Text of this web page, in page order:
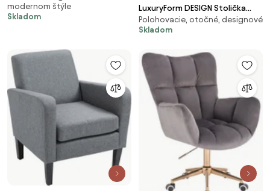
tanieri - tmavo šedé
modernom štýle
Skladom
LuxuryForm DESIGN Stolička
AVOLA VELUR na čiernom kríži -
tmavo šedá
Polohovacie, otočné, designové
Skladom